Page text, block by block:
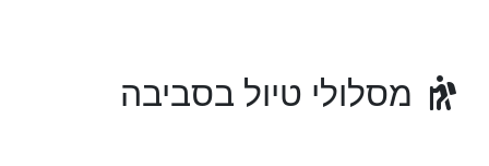
מסלולי טיול בסביבה